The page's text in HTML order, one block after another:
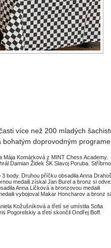
více než 200 mladých
doprovodným
Komárková z MINT Chess Academy.
Damian Židek ŠK Slavoj Poruba. Stříbrnou
body. Druhou příčku obsadila Anna
medaili získal Jan Burel a bronz si odvezl
Anna Ličková a bronzovou medaili
vybojoval Makar Honcharov a bronz si
Kožušníková a třetí se umístila Sofia
Pogorelskiy a třetí skončil Ondřej Boff.